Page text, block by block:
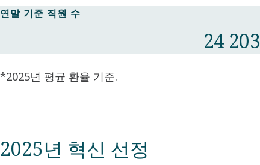
연말 기준 직원 수
24 203
*2025년 평균 환율 기준.​
2025년 혁신 선정